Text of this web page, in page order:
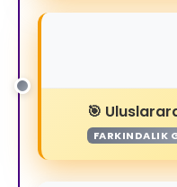
FARKINDALIK